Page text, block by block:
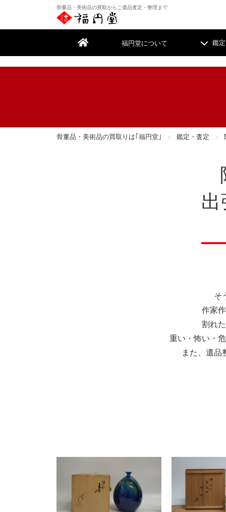
骨董品・美術品の買取からご遺品査定・整理まで
福円堂について 鑑
絵画
絵画
骨董品・美術品の買取りは｢福円堂｣ 鑑定・査定
そ
作家
割れ
重い・怖い・
また、遺